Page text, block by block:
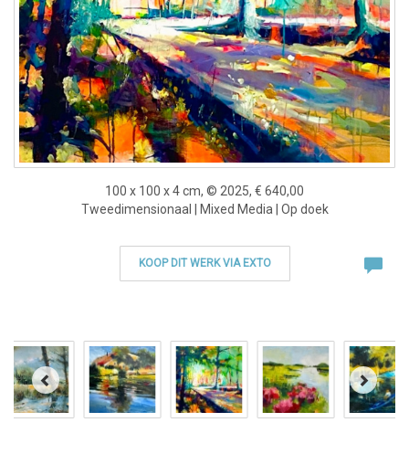
100 x 100 x 4 cm, © 2025, € 640,00
Tweedimensionaal | Mixed Media | Op doek
KOOP DIT WERK VIA EXTO